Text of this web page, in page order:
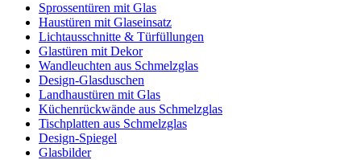
Sprossentüren mit Glas
Haustüren mit Glaseinsatz
Lichtausschnitte & Türfüllungen
Glastüren mit Dekor
Wandleuchten aus Schmelzglas
Design-Glasduschen
Landhaustüren mit Glas
Küchenrückwände aus Schmelzglas
Tischplatten aus Schmelzglas
Design-Spiegel
Glasbilder